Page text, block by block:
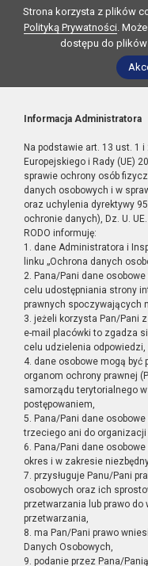
Strona korzysta z plików
Polityką Prywatności.
dostępu do
Informacja Administratora
Na podstawie art. 13 ust. 1
Europejskiego i Rady (UE)
sprawie ochrony osób
danych osobowych i w
oraz uchylenia dyrektywy
ochronie danych), Dz. U.
RODO informuję:
1. dane Administratora i
linku „Ochrona danych
2. Pana/Pani dane
celu udostępniania strony
prawnych spoczywających
3. jeżeli korzysta Pan/Pani
e-mail placówki to zgadza
celu udzielenia odpowiedzi,
4. dane osobowe mogą
organom ochrony prawnej
samorządu terytorialnego
postępowaniem,
5. Pana/Pani dane
trzeciego ani do
6. Pana/Pani dane
okres i w zakresie
7. przysługuje Panu/Pani
osobowych oraz ich
przetwarzania lub prawo
przetwarzania,
8. ma Pan/Pani prawo
Danych Osobowych,
9. podanie przez Pana/